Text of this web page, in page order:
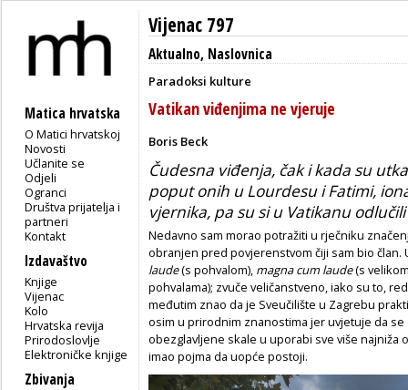
Matica hrvatska
O Matici hrvatskoj
Novosti
Učlanite se
Odjeli
Ogranci
Društva prijatelja i
partneri
Kontakt
Izdavaštvo
Knjige
Vijenac
Kolo
Hrvatska revija
Prirodoslovlje
Elektroničke knjige
Zbivanja
Vijenac 797
Aktualno, Naslovnica
Paradoksi kulture
Vatikan viđenjima ne vjeruje
Boris Beck
Čudesna viđenja, čak i kada su
poput onih u Lourdesu i Fatimi,
vjernika, pa su si u Vatikanu
Nedavno sam morao potražiti u rječniku
obranjen pred povjerenstvom čiji sam bio
laude(s pohvalom), magna cum laude(s
pohvalama); zvuče veličanstveno, iako su to,
međutim znao da je Sveučilište u Zagrebu
osim u prirodnim znanostima jer uvjetuje da
obezglavljene skale u uporabi sve više najniža
imao pojma da uopće postoji.